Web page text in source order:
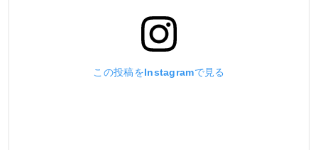
この投稿をInstagramで見る